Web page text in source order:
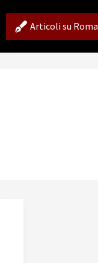
Articoli su Roma